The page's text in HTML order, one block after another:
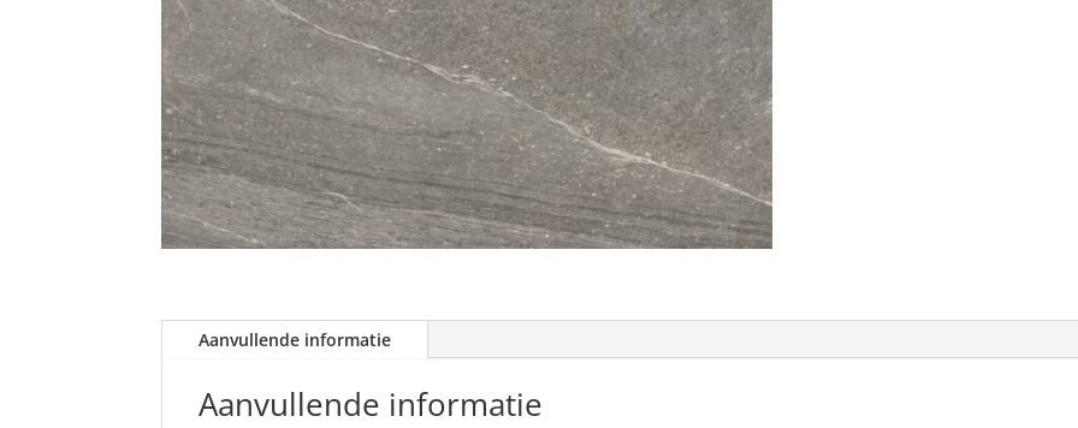
Aanvullende informatie
Aanvullende informatie